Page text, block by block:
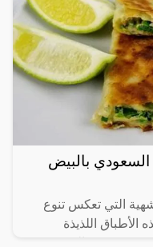
بالبيض
التي تعكس تنوع
الأطباق اللذيذة